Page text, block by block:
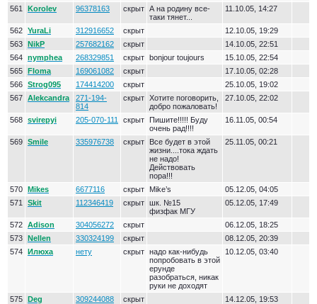
561 Korolev 96378163 скрыт А на родину все-
таки тянет...
11.10.05, 14:27
562 YuraLi 312916652 скрыт
12.10.05, 19:29
563 NikP 257682162 скрыт
14.10.05, 22:51
564 nymphea 268329851 скрыт bonjour toujours
15.10.05, 22:54
565 Floma 169061082 скрыт
17.10.05, 02:28
566 Strog095 174414200 скрыт
25.10.05, 19:02
567 Alekcandra
271-194-
814
скрыт Хотите поговорить,
добро пожаловать!
27.10.05, 22:02
568 svirepyi 205-070-111 скрыт Пишите!!!!! Буду
очень рад!!!!
16.11.05, 00:54
569 Smile 335976738 скрыт
Все будет в этой
жизни....тока ждать
не надо!
Действовать
пора!!!
25.11.05, 00:21
570 Mikes 6677116 скрыт Mike’s
05.12.05, 04:05
571
Skit 112346419 скрыт шк. №15
физфак МГУ
05.12.05, 17:49
572 Adison 304056272 скрыт
06.12.05, 18:25
573 Nellen 330324199 скрыт
08.12.05, 20:39
574 Илюха нету скрыт надо как-нибудь
попробовать в этой
ерунде
разобраться, никак
руки не доходят
10.12.05, 03:40
575 Deg 309244088 скрыт
14.12.05, 19:53